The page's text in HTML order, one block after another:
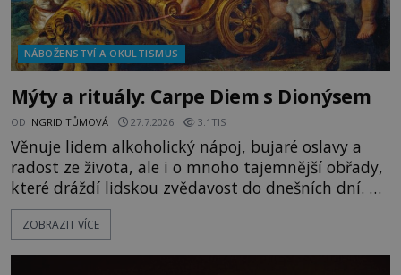
NÁBOŽENSTVÍ A OKULTISMUS
Mýty a rituály: Carpe Diem s Dionýsem
OD INGRID TŮMOVÁ 27.7.2026 3.1TIS
Věnuje lidem alkoholický nápoj, bujaré oslavy a
radost ze života, ale i o mnoho tajemnější obřady,
které dráždí lidskou zvědavost do dnešních dní. Co
doopravdy představuje bůh, jemuž Římané říkají
Bakchus? Mytologický příběh řeckého boha
ZOBRAZIT VÍCE